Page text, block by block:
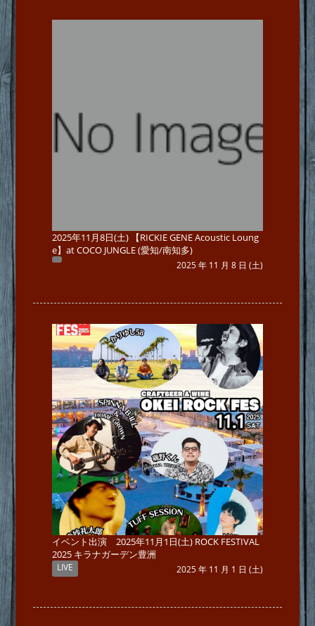
2025年11月8日(土) 【RICKIE GENE Acoustic Loung
e】at COCO JUNGLE (愛知/南知多)
2025 年 11 月 8 日 (土)
イベント出演 2025年11月1日(土) ROCK FESTIVAL
2025 キラナガーデン豊洲
LIVE 2025 年 11 月 1 日 (土)